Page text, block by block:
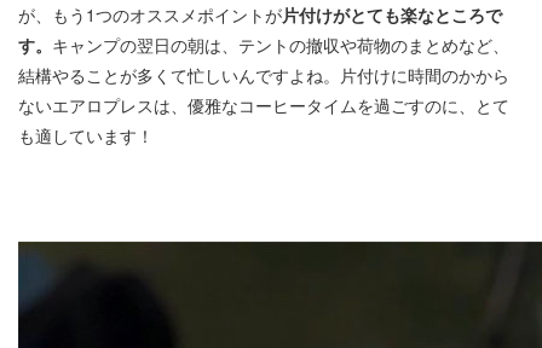
が、もう1つのオススメポイントが片付けがとても楽なところで
す。 キャンプの翌日の朝は、テントの撤収や荷物のまとめなど、
結構やることが多くて忙しいんですよね。片付けに時間のかから
ないエアロプレスは、優雅なコーヒータイムを過ごすのに、とて
も適しています！